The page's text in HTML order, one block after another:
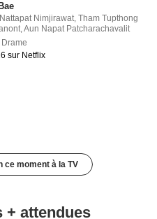
Nimjirawat,Tham Tupthong
,Aun Napat Patcharachavalit
Drame
sur Netflix
ce moment à la TV
+ attendues